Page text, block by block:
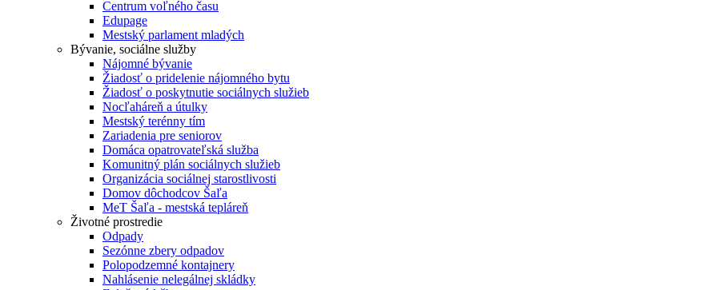
Centrum voľného času
Edupage
Mestský parlament mladých
Bývanie, sociálne služby
Nájomné bývanie
Žiadosť o pridelenie nájomného bytu
Žiadosť o poskytnutie sociálnych služieb
Nocľaháreň a útulky
Mestský terénny tím
Zariadenia pre seniorov
Domáca opatrovateľská služba
Komunitný plán sociálnych služieb
Organizácia sociálnej starostlivosti
Domov dôchodcov Šaľa
MeT Šaľa - mestská tepláreň
Životné prostredie
Odpady
Sezónne zbery odpadov
Polopodzemné kontajnery
Nahlásenie nelegálnej skládky